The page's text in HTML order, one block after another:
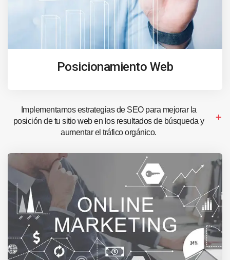
Posicionamiento Web
Implementamos estrategias de SEO para mejorar la
posición de tu sitio web en los resultados de búsqueda y
aumentar el tráfico orgánico.